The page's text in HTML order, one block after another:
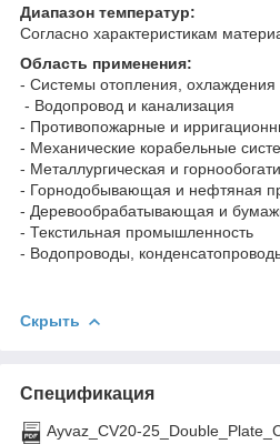
Диапазон температур:
Согласно характеристикам
Область применения:
- Системы отопления, охлаждения
- Водопровод и канализация
- Противопожарные и
- Механические корабельные
- Металлургическая и
- Горнодобывающая и нефтяная
- Деревообрабатывающая и
- Текстильная промышленность
- Водопроводы,
Скрыть
Спецификация
Ayvaz_CV20-